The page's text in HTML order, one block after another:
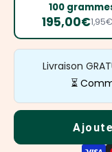
100
195,00€
Livraison
⏳